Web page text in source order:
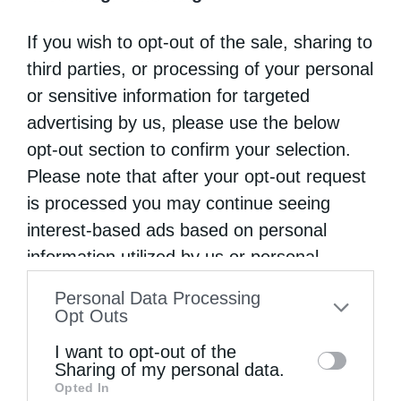
If you wish to opt-out of the sale, sharing to
third parties, or processing of your personal
or sensitive information for targeted
advertising by us, please use the below
opt-out section to confirm your selection.
Please note that after your opt-out request
is processed you may continue seeing
interest-based ads based on personal
information utilized by us or personal
to your opt-out. You may separately opt-out
information by third parties on the IAB’s list
of downstream participants. This
Personal Data Processing
Opt Outs
I want to opt-out of the
Sharing of my personal data.
Opted In
βρίσκονται αγκυροβολημένα τα επιβλητικά
θωρηκτά και καταδρομικά των Συμμαχικών
δυνάμεων.
Στις 19 Αυγούστου 1922 ο μητροπολίτης
Σμύρνης Χρυσόστομος (1867-1922), ένας
φωτισμένος ιεράρχης, απευθύνει τα
τελευταία λόγια του προς τους Σμυρνιούς,
στον κατάμεστο ναό της Αγίας Φωτεινής:
«Αδελφοί μου, η ώρα είναι δεινή, αλλά και ο
Θεός είναι μεγάλος. Έχετε πίστιν εις Αυτόν.
Δοκιμαζόμεθα, αλλά ας μην